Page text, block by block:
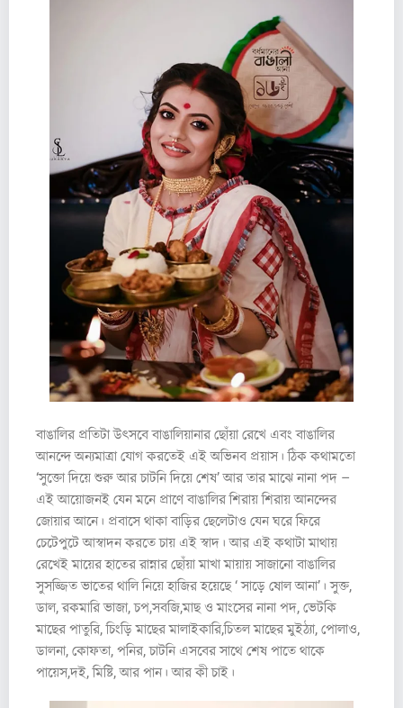
বাঙালির প্রতিটা উৎসবে বাঙালিয়ানার ছোঁয়া রেখে এবং বাঙালির
আনন্দে অন্যমাত্রা যোগ করতেই এই অভিনব প্রয়াস। ঠিক কথামতো
‘সুক্তো দিয়ে শুরু আর চাটনি দিয়ে শেষ’ আর তার মাঝে নানা পদ –
এই আয়োজনই যেন মনে প্রাণে বাঙালির শিরায় শিরায় আনন্দের
জোয়ার আনে। প্রবাসে থাকা বাড়ির ছেলেটাও যেন ঘরে ফিরে
চেটেপুটে আস্বাদন করতে চায় এই স্বাদ। আর এই কথাটা মাথায়
রেখেই মায়ের হাতের রান্নার ছোঁয়া মাখা মায়ায় সাজানো বাঙালির
সুসজ্জিত ভাতের থালি নিয়ে হাজির হয়েছে ‘ সাড়ে ষোল আনা’। সুক্ত,
ডাল, রকমারি ভাজা, চপ,সবজি,মাছ ও মাংসের নানা পদ, ভেটকি
মাছের পাতুরি, চিংড়ি মাছের মালাইকারি,চিতল মাছের মুইঠ্যা, পোলাও,
ডালনা, কোফতা, পনির, চাটনি এসবের সাথে শেষ পাতে থাকে
পায়েস,দই, মিষ্টি, আর পান। আর কী চাই।